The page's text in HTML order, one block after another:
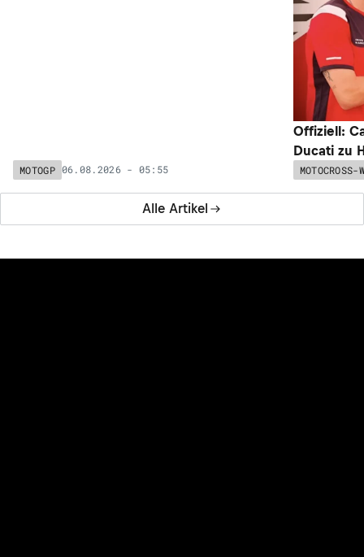
Alle Artikel
MOTOGP 06.08.2026 - 05:55
Offiziell:
Ducati zu
MOTOCROSS-